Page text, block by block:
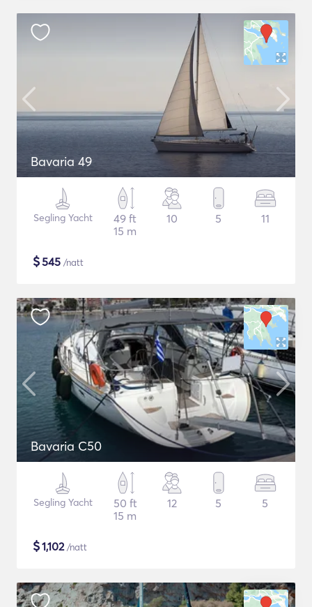
Bavaria 49
Segling Yacht
49 ft
15 m
10 5 11
$545 /natt
Bavaria C50
Segling Yacht
50 ft
15 m
12 5 5
$1,102/natt